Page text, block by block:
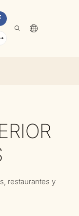
NOSOTROS
restaurantes y